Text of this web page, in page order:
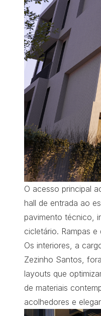
O acesso principal
hall de entrada ao
pavimento técnico,
cicletário. Rampas
Os interiores, a
Zezinho Santos,
layouts que
de materiais
acolhedores e